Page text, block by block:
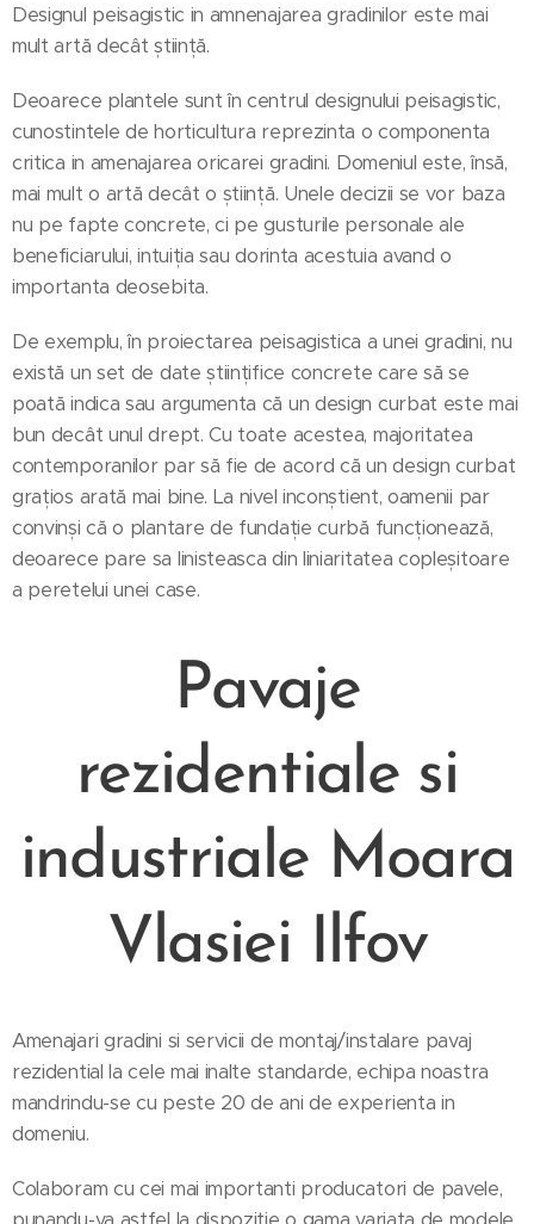
Designul peisagistic in amnenajarea gradinilor este mai
mult artă decât știință.
Deoarece plantele sunt în centrul designului peisagistic,
cunostintele de horticultura reprezinta o componenta
critica in amenajarea oricarei gradini. Domeniul este, însă,
mai mult o artă decât o știință. Unele decizii se vor baza
nu pe fapte concrete, ci pe gusturile personale ale
beneficiarului, intuiția sau dorinta acestuia avand o
importanta deosebita.
De exemplu, în proiectarea peisagistica a unei gradini, nu
există un set de date științifice concrete care să se
poată indica sau argumenta că un design curbat este mai
bun decât unul drept. Cu toate acestea, majoritatea
contemporanilor par să fie de acord că un design curbat
grațios arată mai bine. La nivel inconștient, oamenii par
convinși că o plantare de fundație curbă funcționează,
deoarece pare sa linisteasca din liniaritatea copleșitoare
a peretelui unei case.
Pavaje
rezidentiale si
industriale Moara
Vlasiei Ilfov
Amenajari gradini si servicii de montaj/instalare pavaj
rezidential la cele mai inalte standarde, echipa noastra
mandrindu-se cu peste 20 de ani de experienta in
domeniu.
Colaboram cu cei mai importanti producatori de pavele,